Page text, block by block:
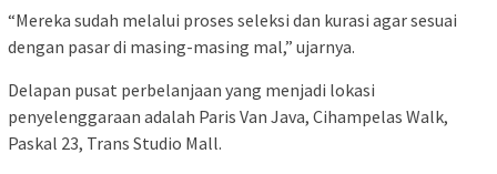
“Mereka sudah melalui proses seleksi dan kurasi agar sesuai
dengan pasar di masing-masing mal,” ujarnya.
Delapan pusat perbelanjaan yang menjadi lokasi
penyelenggaraan adalah Paris Van Java, Cihampelas Walk,
Paskal 23, Trans Studio Mall.